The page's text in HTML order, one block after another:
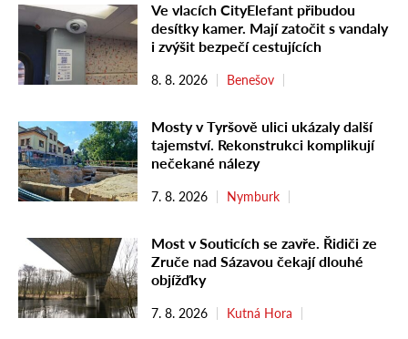
Ve vlacích CityElefant přibudou
desítky kamer. Mají zatočit s vandaly
i zvýšit bezpečí cestujících
8. 8. 2026 Benešov
Mosty v Tyršově ulici ukázaly další
tajemství. Rekonstrukci komplikují
nečekané nálezy
7. 8. 2026 Nymburk
Most v Souticích se zavře. Řidiči ze
Zruče nad Sázavou čekají dlouhé
objížďky
7. 8. 2026 Kutná Hora